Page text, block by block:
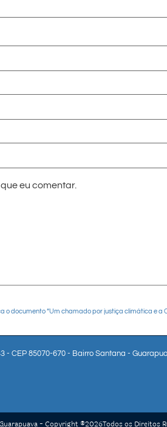
eu comentar.
- CEP 85070-670 - Bairro Santana -
- Copyright ®2026Todos os Direitos